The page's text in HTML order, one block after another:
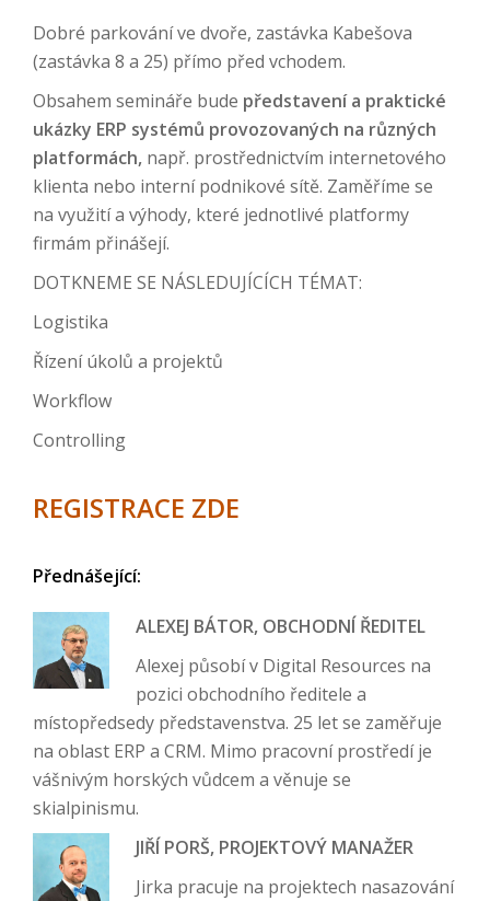
Dobré parkování ve dvoře, zastávka Kabešova
(zastávka 8 a 25) přímo před vchodem.
Obsahem semináře bude představení a praktické
ukázky ERP systémů provozovaných na různých
platformách, např. prostřednictvím internetového
klienta nebo interní podnikové sítě. Zaměříme se
na využití a výhody, které jednotlivé platformy
firmám přinášejí.
DOTKNEME SE NÁSLEDUJÍCÍCH TÉMAT:
Logistika
Řízení úkolů a projektů
Workflow
Controlling
REGISTRACE ZDE
Přednášející:
ALEXEJ BÁTOR, OBCHODNÍ ŘEDITEL
Alexej působí v Digital Resources na
pozici obchodního ředitele a
místopředsedy představenstva. 25 let se zaměřuje
na oblast ERP a CRM. Mimo pracovní prostředí je
vášnivým horských vůdcem a věnuje se
skialpinismu.
JIŘÍ PORŠ, PROJEKTOVÝ MANAŽER
Jirka pracuje na projektech nasazování